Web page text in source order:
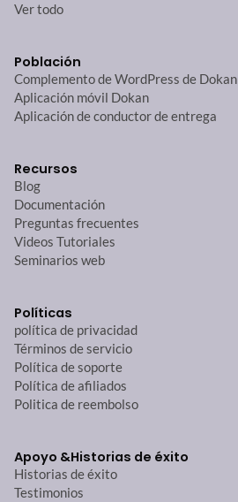
Ver todo
Población
Complemento de WordPress de Dokan
Aplicación móvil Dokan
Aplicación de conductor de entrega
Recursos
Blog
Documentación
Preguntas frecuentes
Videos Tutoriales
Seminarios web
Políticas
política de privacidad
Términos de servicio
Política de soporte
Política de afiliados
Politica de reembolso
Apoyo &Historias de éxito
Historias de éxito
Testimonios